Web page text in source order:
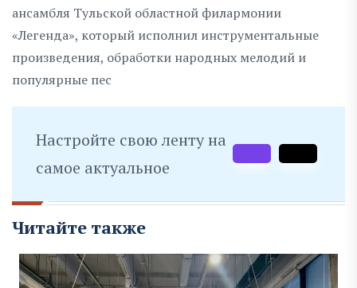
ансамбля Тульской областной филармонии
«Легенда», который исполнил инструментальные
произведения, обработки народных мелодий и
популярные пес
Настройте свою ленту на
самое актуальное
Читайте также